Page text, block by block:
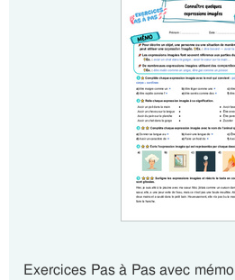
Exercices Pas à Pas avec